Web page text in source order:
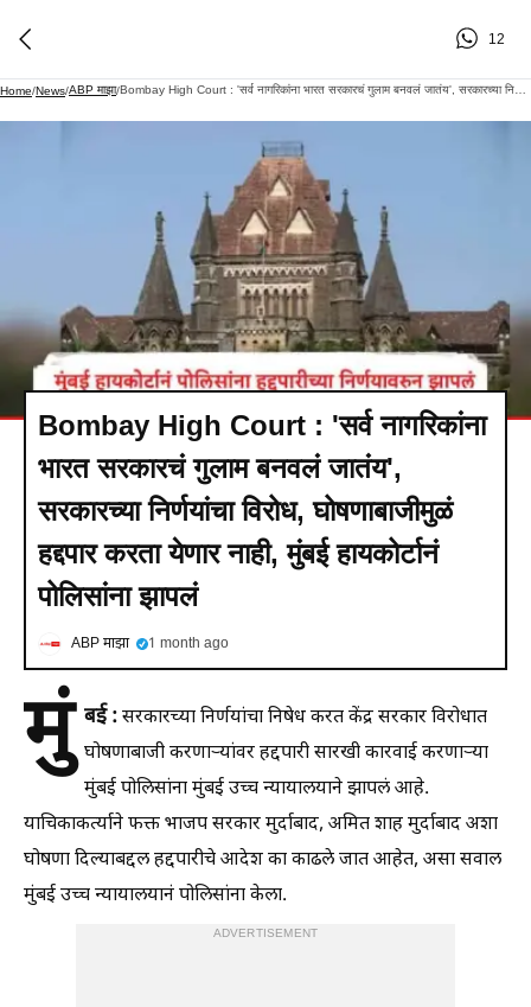
12
Home/News/ABP माझा/
Bombay High Court : 'सर्व नागरिकांना
भारत सरकारचं गुलाम बनवलं जातंय',
सरकारच्या निर्णयांचा विरोध, घोषणाबाजीमुळं
हद्दपार करता येणार नाही, मुंबई हायकोर्टानं
पोलिसांना झापलं
ABP माझा 1 month ago
मुं बई :सरकारच्या निर्णयांचा निषेध करत केंद्र सरकार विरोधात
घोषणाबाजी करणाऱ्यांवर हद्दपारी सारखी कारवाई करणाऱ्या
मुंबई पोलिसांना मुंबई उच्च न्यायालयाने झापलं आहे.
याचिकाकर्त्याने फक्त भाजप सरकार मुर्दाबाद, अमित शाह मुर्दाबाद अशा
घोषणा दिल्याबद्दल हद्दपारीचे आदेश का काढले जात आहेत, असा सवाल
मुंबई उच्च न्यायालयानं पोलिसांना केला.
ADVERTISEMENT